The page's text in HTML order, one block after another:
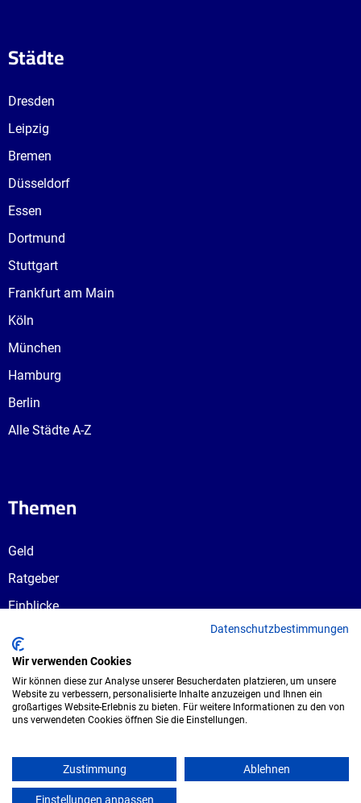
Städte
Dresden
Leipzig
Bremen
Düsseldorf
Essen
Dortmund
Stuttgart
Frankfurt am Main
Köln
München
Hamburg
Berlin
Alle Städte A-Z
Themen
Geld
Ratgeber
Einblicke
Ausbildungswege
Berufswahl
GmbH. Alle Rechte vorbehalten.
Datenschutzbestimmungen
Wir verwenden Cookies
Wir können diese zur Analyse unserer Besucherdaten platzieren, um unsere
Website zu verbessern, personalisierte Inhalte anzuzeigen und Ihnen ein
großartiges Website-Erlebnis zu bieten. Für weitere Informationen zu den von
uns verwendeten Cookies öffnen Sie die Einstellungen.
Zustimmung Ablehnen
Einstellungen anpassen